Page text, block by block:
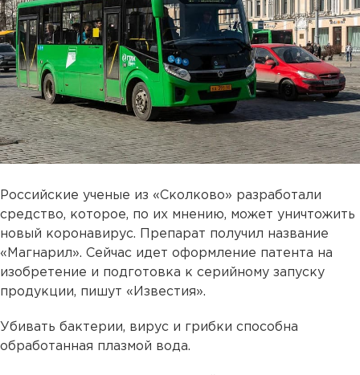
Российские ученые из «Сколково» разработали
средство, которое, по их мнению, может уничтожить
новый коронавирус. Препарат получил название
«Магнарил». Сейчас идет оформление патента на
изобретение и подготовка к серийному запуску
продукции, пишут «Известия».
Убивать бактерии, вирус и грибки способна
обработанная плазмой вода.